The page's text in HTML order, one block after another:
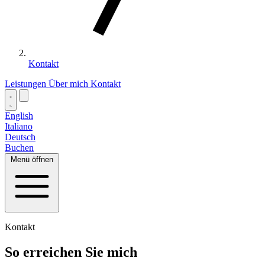
Kontakt
Leistungen Über mich Kontakt
English
Italiano
Deutsch
Buchen
Menü öffnen
Kontakt
So erreichen Sie mich